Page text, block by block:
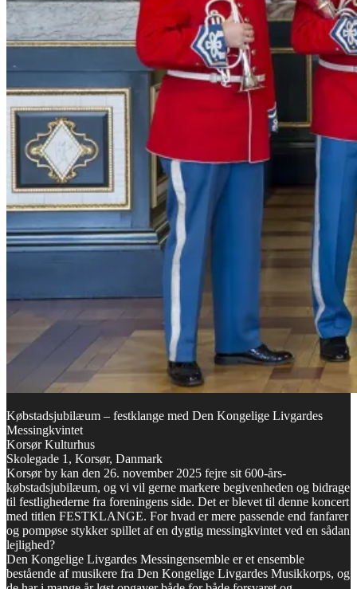
Købstadsjubilæum – festklange med Den Kongelige Livgardes
Messingkvintet
Korsør Kulturhus
Skolegade 1, Korsør, Danmark
Korsør by kan den 26. november 2025 fejre sit 600-års-
købstadsjubilæum, og vi vil gerne markere begivenheden og bidrage
til festlighederne fra foreningens side. Det er blevet til denne koncert
med titlen FESTKLANGE. For hvad er mere passende end fanfarer
og pompøse stykker spillet af en dygtig messingkvintet ved en sådan
lejlighed?
Den Kongelige Livgardes Messingensemble er et ensemble
bestående af musikere fra Den Kongelige Livgardes Musikkorps, og